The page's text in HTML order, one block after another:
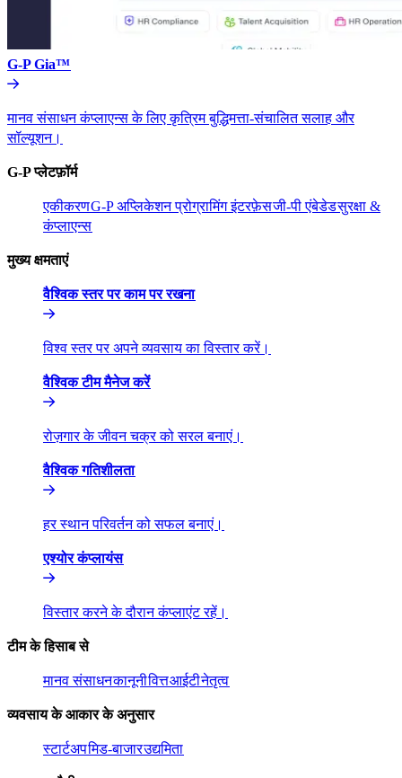
G-P Gia™​​
मानव संसाधन कंप्लाएन्स के लिए कृत्रिम बुद्धिमत्ता-संचालित सलाह और
सॉल्यूशन।​​
G-P प्लेटफ़ॉर्म​​
एकीकरण​​G-P अप्लिकेशन प्रोग्रामिंग इंटरफ़ेस​​जी-पी एंबेडेड​​सुरक्षा &
कंप्लाएन्स​​
मुख्य क्षमताएं​​
वैश्विक स्तर पर काम पर रखना​​
विश्व स्तर पर अपने व्यवसाय का विस्तार करें।​​
वैश्विक टीम मैनेज करें​​
रोज़गार के जीवन चक्र को सरल बनाएं।​​
वैश्विक गतिशीलता​​
हर स्थान परिवर्तन को सफल बनाएं।​​
एश्योर कंप्लायंस​​
विस्तार करने के दौरान कंप्लाएंट रहें।​​
टीम के हिसाब से​​
मानव संसाधन​​कानूनी​​वित्त​​आईटी​​नेतृत्व​​
व्यवसाय के आकार के अनुसार​​
स्टार्टअप​​मिड-बाजार​​उद्यमिता​​